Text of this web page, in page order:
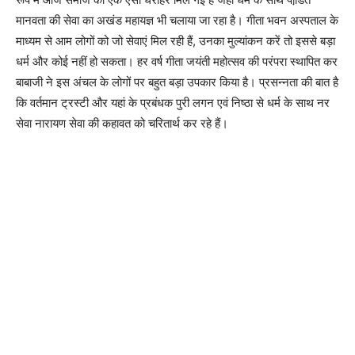
मानवता की सेवा का अखंड महायज्ञ भी चलाया जा रहा है। गीता भवन अस्पताल के
माध्यम से आम लोगों को जो सेवाएं मिल रही हैं, उनका मुल्यांकन करें तो इससे बड़ा
धर्म और कोई नहीं हो सकता। हर वर्ष गीता जयंती महोत्सव की परंपरा स्थापित कर
बाबाजी ने इस अंचल के लोगों पर बहुत बड़ा उपकार किया है। प्रसन्नता की बात है
कि वर्तमान ट्रस्टी और यहां के प्रबंधक पुरी लगन एवं निष्ठा से धर्म के साथ नर
सेवा नारायण सेवा की कहावत को चरितार्थ कर रहे हैं।